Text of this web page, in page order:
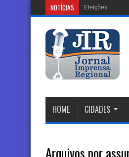
NOTÍCIAS Eleições 2026:
HOME CIDADES
Arquivos por